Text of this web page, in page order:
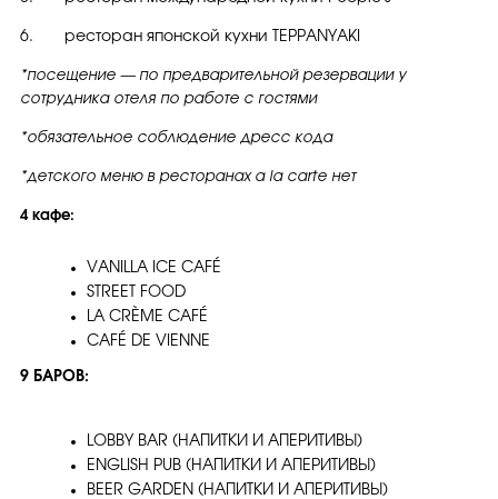
6. ресторан японской кухни TEPPANYAKI
*посещение — по предварительной резервации у
сотрудника отеля по работе с гостями
*обязательное соблюдение дресс кода
*детского меню в ресторанах a la carte нет
4 кафе:
VANILLA ICE CAFÉ
STREET FOOD
LA CRÈME CAFÉ
CAFÉ DE VIENNE
9 БАРОВ:
LOBBY BAR (НАПИТКИ И АПЕРИТИВЫ)
ENGLISH PUB (НАПИТКИ И АПЕРИТИВЫ)
BEER GARDEN (НАПИТКИ И АПЕРИТИВЫ)